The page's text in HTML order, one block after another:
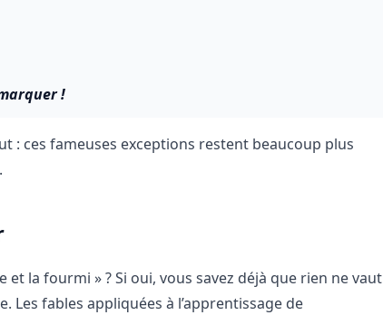
!
: ces fameuses exceptions restent beaucoup plus
et la fourmi » ? Si oui, vous savez déjà que rien ne vaut
fables appliquées à l’apprentissage de